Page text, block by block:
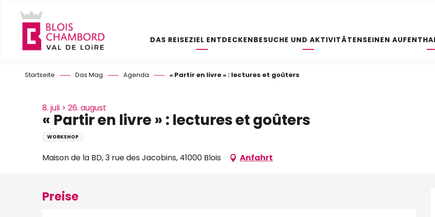
contenu
principal
DAS REISEZIEL ENTDECKENBESUCHE UND AKTIVITÄTENSEINEN
Startseite Das Mag Agenda « Partir en livre » : lectures et goûters
8. juli > 26. august
« Partir en livre » : lectures et goûters
WORKSHOP
Maison de la BD, 3 rue des Jacobins, 41000 Blois Anfahrt
Preise